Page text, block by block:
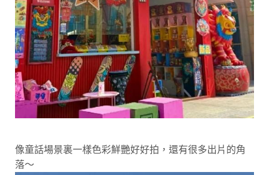
像童話場景裏一樣色彩鮮艷好好拍，還有很多出片的角
落～